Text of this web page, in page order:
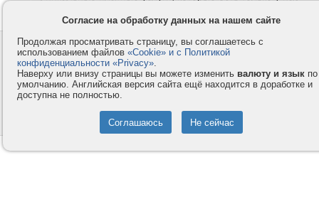
Контакты
Компания
Privacy и Cookie
Услуги
Как оплатить
Помощь
© 2008-2026
- Все права защищены.
Согласие на обработку данных на нашем сайте
Продолжая просматривать страницу, вы соглашаетесь с
использованием файлов «Cookie» и с Политикой
конфиденциальности «Privacy».
Наверху или внизу страницы вы можете изменить валюту и язык по
умолчанию. Английская версия сайта ещё находится в доработке и
доступна не полностью.